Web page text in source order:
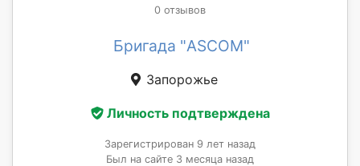
0 отзывов
Бригада "ASCOM"
Запорожье
Личность подтверждена
Зарегистрирован 9 лет назад
Был на сайте 3 месяца назад